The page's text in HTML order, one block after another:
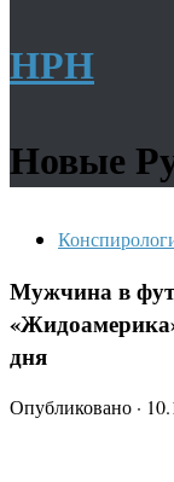
НРН
Новые
Мужчина в
дня
Опубликовано ·